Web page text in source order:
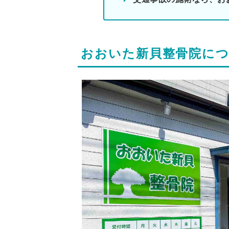
おおいた新貝整骨院に